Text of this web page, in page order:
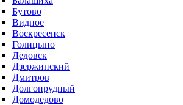
Бутово
Видное
Воскресенск
Голицыно
Дедовск
Дзержинский
Дмитров
Долгопрудный
Домодедово